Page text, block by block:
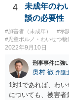
かった所に絞って
4
未成年のわ
談の必要性
#加害者（未成年） #示
#児童ポルノ・わいせつ物
2022年9月10日
刑事事件に強
奥村 徹 弁護
1対1であれば、わ
についても、被害